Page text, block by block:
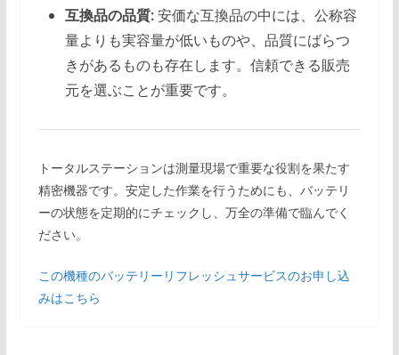
互換品の品質:安価な互換品の中には、公称容
量よりも実容量が低いものや、品質にばらつ
きがあるものも存在します。信頼できる販売
元を選ぶことが重要です。
トータルステーションは測量現場で重要な役割を果たす
精密機器です。安定した作業を行うためにも、バッテリ
ーの状態を定期的にチェックし、万全の準備で臨んでく
ださい。
この機種のバッテリーリフレッシュサービスのお申し込
みはこちら